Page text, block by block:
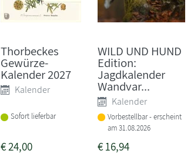
Thorbeckes
Gewürze-
Kalender 2027
Kalender
Sofort lieferbar
€24,00
WILD UND HUND
Edition:
Jagdkalender
Wandvar...
Kalender
Vorbestellbar - erscheint
am 31.08.2026
€16,94